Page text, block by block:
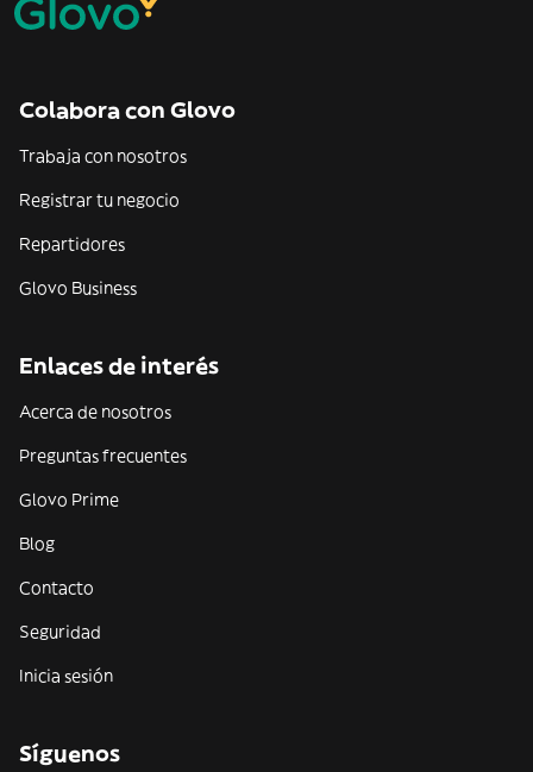
Colabora con Glovo
Trabaja con nosotros
Registrar tu negocio
Repartidores
Glovo Business
Enlaces de interés
Acerca de nosotros
Preguntas frecuentes
Glovo Prime
Blog
Contacto
Seguridad
Inicia sesión
Síguenos